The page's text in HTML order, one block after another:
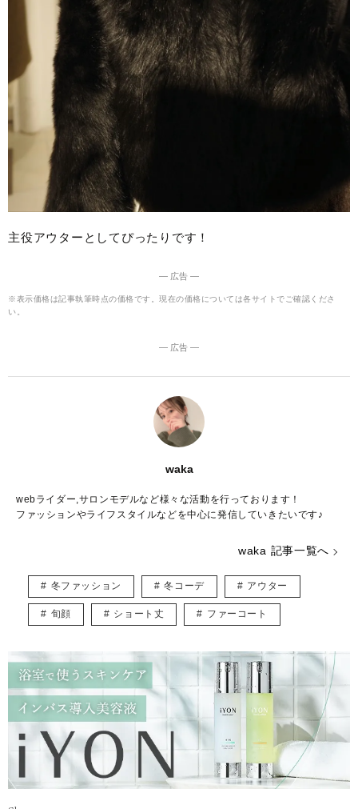
主役アウターとしてぴったりです！
― 広告 ―
※表示価格は記事執筆時点の価格です。現在の価格については各サイトでご確認くださ
い。
― 広告 ―
waka
webライダー,サロンモデルなど様々な活動を行っております！
ファッションやライフスタイルなどを中心に発信していきたいです♪
waka 記事一覧へ
冬ファッション 冬コーデ アウター
旬顔 ショート丈 ファーコート